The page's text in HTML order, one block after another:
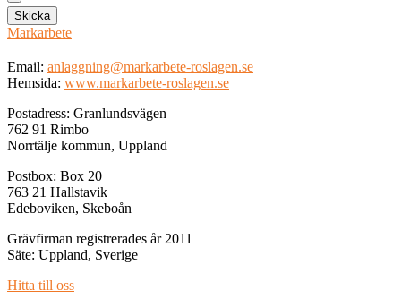
Skicka
Markarbete
Email: anlaggning@markarbete-roslagen.se
Hemsida: www.markarbete-roslagen.se
Postadress: Granlundsvägen
762 91 Rimbo
Norrtälje kommun, Uppland
Postbox: Box 20
763 21 Hallstavik
Edeboviken, Skeboån
Grävfirman registrerades år 2011
Säte: Uppland, Sverige
Hitta till oss